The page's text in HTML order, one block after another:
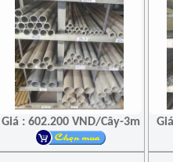
Giá : 602.200 VND/Cây-3m